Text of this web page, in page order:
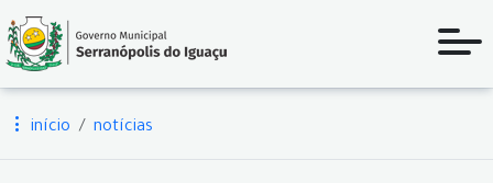
início notícias